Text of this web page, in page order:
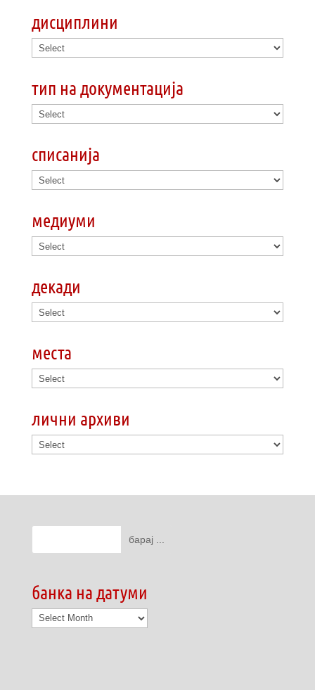
дисциплини
тип на документација
списанија
медиуми
декади
места
лични архиви
банка на датуми
банка
на